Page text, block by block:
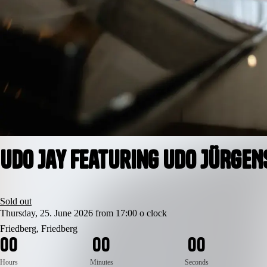
Udo Jay featuring UDO
Sold out
Thursday, 25. June 2026 from 17:00 o clock
Friedberg, Friedberg
00
Hours
00
Minutes
00
Seconds